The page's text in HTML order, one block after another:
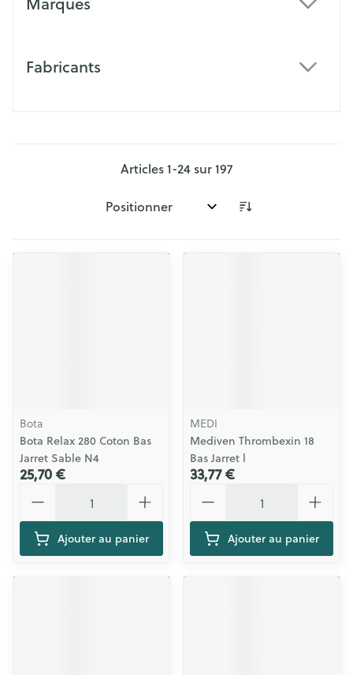
Fabricants
Articles1-24sur197
Trier par:
Bota
Bota Relax 280 Coton Bas
Jarret Sable N4
25,70 €
Ajouter au panier
MEDI
Mediven Thrombexin 18
Bas Jarret l
33,77 €
Ajouter au panier